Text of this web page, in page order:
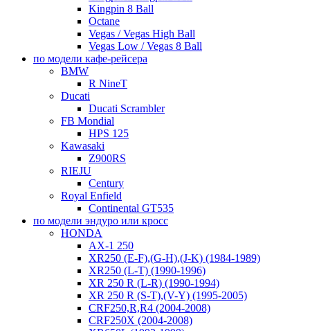
Kingpin 8 Ball
Octane
Vegas / Vegas High Ball
Vegas Low / Vegas 8 Ball
по модели кафе-рейсера
BMW
R NineT
Ducati
Ducati Scrambler
FB Mondial
HPS 125
Kawasaki
Z900RS
RIEJU
Century
Royal Enfield
Continental GT535
по модели эндуро или кросс
HONDA
AX-1 250
XR250 (E-F),(G-H),(J-K) (1984-1989)
XR250 (L-T) (1990-1996)
XR 250 R (L-R) (1990-1994)
XR 250 R (S-T),(V-Y) (1995-2005)
CRF250,R,R4 (2004-2008)
CRF250X (2004-2008)